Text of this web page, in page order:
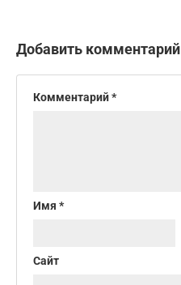
Добавить комментарий
Комментарий*
Имя *
Сайт